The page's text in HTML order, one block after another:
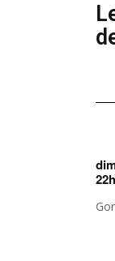
22h